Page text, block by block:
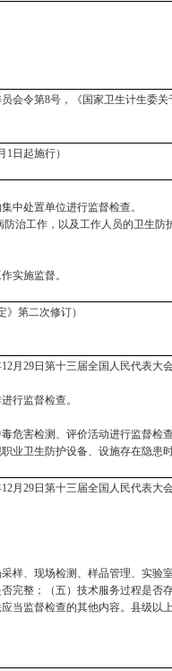
会令第8号，《国家卫生计生委
日起施行）
中处置单位进行监督检查。
治工作，以及工作人员的卫生
实施监督。
第二次修订）
月29日第十三届全国人民代表
行监督检查。
危害检测、评价活动进行监督检
业卫生防护设备、设施存在隐患
月29日第十三届全国人民代表
样、现场检测、样品管理、实验
完整；（五）技术服务过程是否
当监督检查的其他内容。县级以